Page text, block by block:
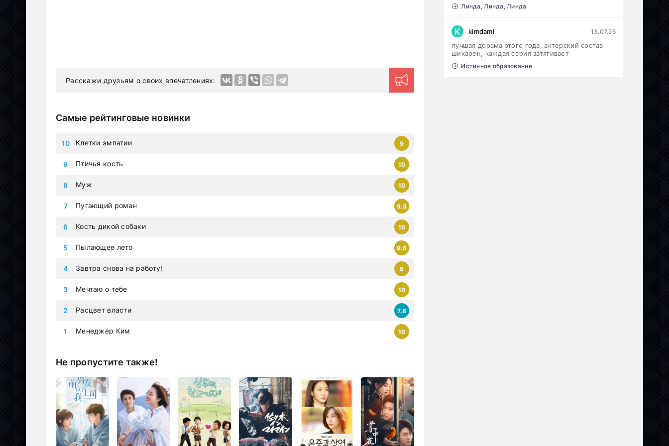
Расскажи друзьям о своих впечатлениях:
Самые рейтинговые новинки
Менеджер Ким 10
Расцвет власти 7.8
Мечтаю о тебе 10
Завтра снова на работу! 9
Пылающее лето 9.6
Кость дикой собаки 10
Пугающий роман 9.3
Муж 10
Птичья кость 10
Клетки эмпатии 9
Не пропустите также!
Линда, Линда, Линда
K kimdami 13.07.26
лучшая дорама этого года, актерский состав
шикарен, каждая серия затягивает
Истинное образование